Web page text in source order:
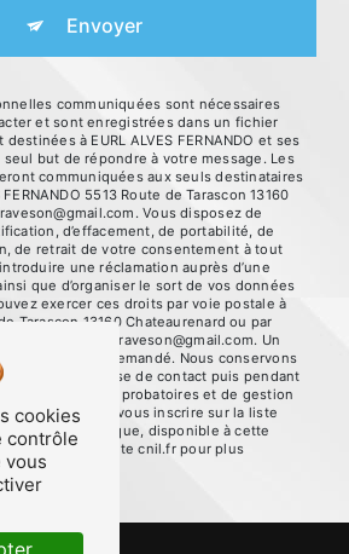
Envoyer
communiquées sont nécessaires
et sont enregistrées dans un fichier
à EURL ALVES FERNANDO et ses
but de répondre à votre message. Les
communiquées aux seuls destinataires
5513 Route de Tarascon 13160
Vous disposez de
d’effacement, de portabilité, de
de retrait de votre consentement à tout
une réclamation auprès d’une
que d’organiser le sort de vos données
exercer ces droits par voie postale à
Tarascon 13160 Chateaurenard ou par
l'adresse aftcegraveson@gmail.com. Un
vous être demandé. Nous conservons
la période de prise de contact puis pendant
légale aux fins probatoires et de gestion
avez le droit de vous inscrire sur la liste
téléphonique, disponible à cette
. Consultez le site cnil.fr pour plus
droits.
cookies
contrôle
vous